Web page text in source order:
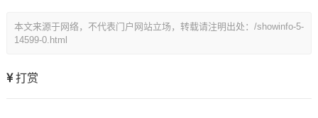
本文来源于网络，不代表门户网站立场，转载请注明出处：/showinfo-5-
14599-0.html
打赏